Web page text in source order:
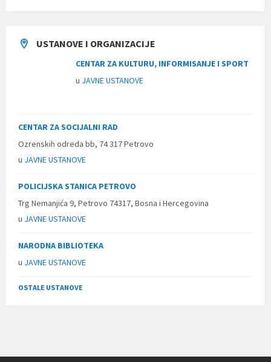
USTANOVE I ORGANIZACIJE
CENTAR ZA KULTURU, INFORMISANJE I SPORT
u JAVNE USTANOVE
CENTAR ZA SOCIJALNI RAD
Ozrenskih odreda bb, 74 317 Petrovo
u JAVNE USTANOVE
POLICIJSKA STANICA PETROVO
Trg Nemanjića 9, Petrovo 74317, Bosna i Hercegovina
u JAVNE USTANOVE
NARODNA BIBLIOTEKA
u JAVNE USTANOVE
OSTALE USTANOVE